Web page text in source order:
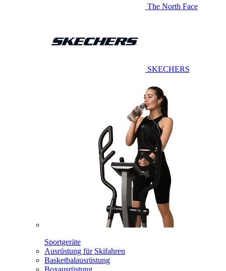
The North Face
SKECHERS
Sportgeräte
Ausrüstung für Skifahren
Basketbalausrüstung
Boxausrüstung